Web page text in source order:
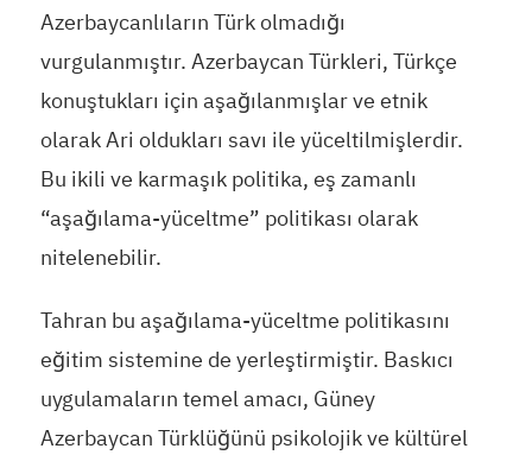
Azerbaycanlıların Türk olmadığı
vurgulanmıştır. Azerbaycan Türkleri, Türkçe
konuştukları için aşağılanmışlar ve etnik
olarak Ari oldukları savı ile yüceltilmişlerdir.
Bu ikili ve karmaşık politika, eş zamanlı
“aşağılama-yüceltme” politikası olarak
nitelenebilir.
Tahran bu aşağılama-yüceltme politikasını
eğitim sistemine de yerleştirmiştir. Baskıcı
uygulamaların temel amacı, Güney
Azerbaycan Türklüğünü psikolojik ve kültürel